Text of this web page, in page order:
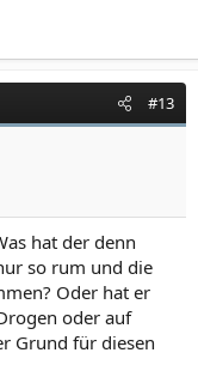
#13
hat der denn
so rum und die
Oder hat er
oder auf
Grund für diesen